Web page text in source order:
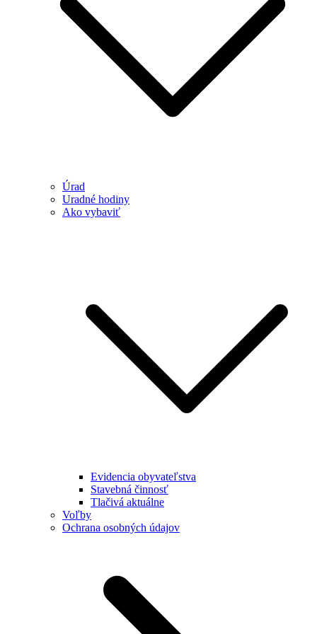
Úrad
Uradné hodiny
Ako vybaviť
Evidencia obyvateľstva
Stavebná činnosť
Tlačivá aktuálne
Voľby
Ochrana osobných údajov